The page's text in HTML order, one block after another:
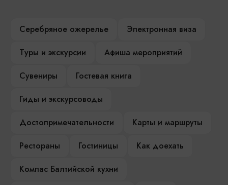
Серебряное ожерелье
Электронная виза
Туры и экскурсии
Афиша мероприятий
Сувениры
Гостевая книга
Гиды и экскурсоводы
Достопримечательности
Карты и маршруты
Рестораны
Гостиницы
Как доехать
Компас Балтийской кухни